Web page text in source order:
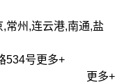
,常州,连云港,南通,盐
534号更多+
更多+